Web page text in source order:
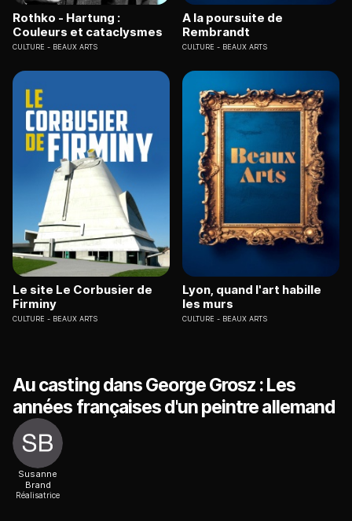
Rothko - Hartung :
Couleurs et cataclysmes
CULTURE BEAUX ARTS
A la poursuite de
Rembrandt
CULTURE BEAUX ARTS
Le site Le Corbusier de
Firminy
CULTURE BEAUX ARTS
Lyon, quand l'art habille
les murs
CULTURE BEAUX ARTS
Au casting dans George Grosz : Les
années françaises d'un peintre allemand
Susanne
Brand
Réalisatrice